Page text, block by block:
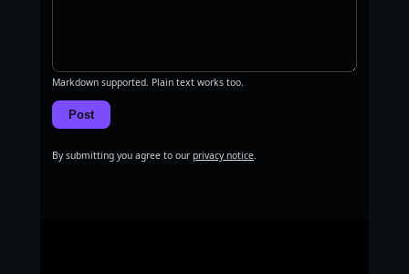
Markdown supported. Plain text works too.
Post
By submitting you agree to our privacy notice.